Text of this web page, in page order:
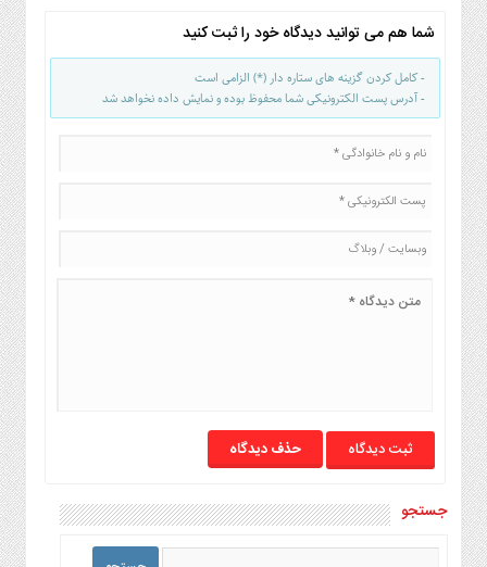
ارز
دیجیتال
کشاورزی
و
صنایع
غذایی
و
بین
الملل
روز
شما هم می توانید دیدگاه خود را ثبت کنید
- کامل کردن گزینه های ستاره دار (*) الزامی است
- آدرس پست الکترونیکی شما محفوظ بوده و نمایش داده نخواهد شد
حذف دیدگاه
جستجو